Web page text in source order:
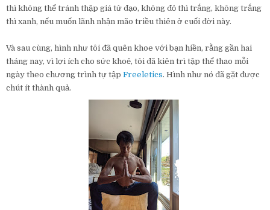
thì không thể tránh thập giá tử đạo, không đỏ thì trắng, không trắng
thì xanh, nếu muốn lãnh nhận mão triều thiên ở cuối đời này.
Và sau cùng, hình như tôi đã quên khoe với bạn hiền, rằng gần hai
tháng nay, vì lợi ích cho sức khoẻ, tôi đã kiên trì tập thể thao mỗi
ngày theo chương trình tự tập Freeletics. Hình như nó đã gặt được
chút ít thành quả.